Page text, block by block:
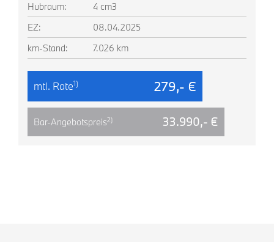
Hubraum:
4 cm3
EZ:
08.04.2025
km-Stand:
7.026 km
mtl. Rate1) 279,- €
Bar-Angebotspreis2) 33.990,- €